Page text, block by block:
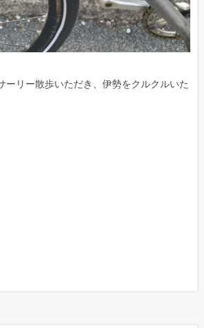
ーリー散歩いただき、伊勢をクルクルいた